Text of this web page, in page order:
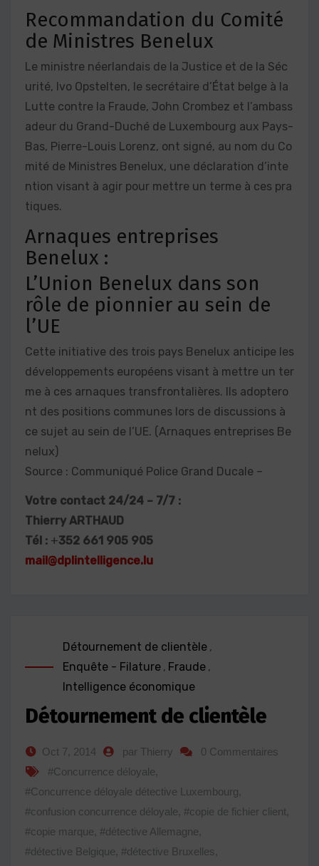
Recommandation du Comité
de Ministres Benelux
Le ministre néerlandais de la Justice et de la Séc
urité, Ivo Opstelten, le secrétaire d’État belge à la
Lutte contre la Fraude, John Crombez et l’ambass
adeur du Grand-Duché de Luxembourg aux Pays-
Bas, Pierre-Louis Lorenz, ont signé, au nom du Co
mité de Ministres Benelux, une déclaration d’inte
ntion visant à agir pour mettre un terme à ces pra
tiques.
Arnaques entreprises
Benelux :
L’Union Benelux dans son
rôle de pionnier au sein de
l’UE
Cette initiative des trois pays Benelux anticipe les
développements européens visant à mettre un ter
me à ces arnaques transfrontalières. Ils adoptero
nt des positions communes lors de discussions à
ce sujet au sein de l’UE. (Arnaques entreprises Be
nelux)
Source : Communiqué Police Grand Ducale –
Votre contact 24/24 – 7/7 :
Thierry ARTHAUD
Tél : +352 661 905 905
mail@dplintelligence.lu
Détournement de clientèle ,
Enquête - Filature , Fraude ,
Intelligence économique
Détournement de clientèle
Oct 7, 2014 par Thierry
0 Commentaires
#Concurrence déloyale,
#Concurrence déloyale détective Luxembourg,
#confusion concurrence déloyale, #copie de fichier client,
#copie marque, #détective Allemagne,
#détective Belgique, #détective Bruxelles,